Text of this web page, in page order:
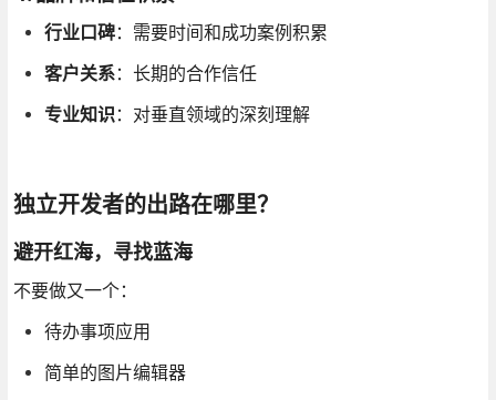
行业口碑：需要时间和成功案例积累
客户关系：长期的合作信任
专业知识 ：对垂直领域的深刻理解
独立开发者的出路在哪里？
避开红海，寻找蓝海
不要做又一个：
待办事项应用
简单的图片编辑器